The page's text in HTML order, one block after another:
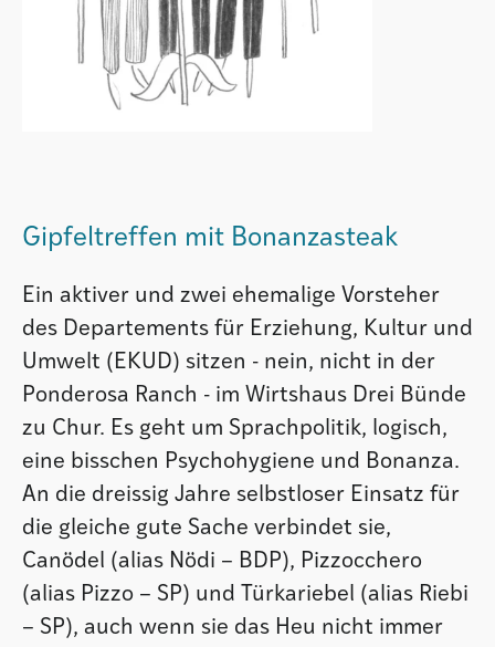
Gipfeltreffen mit Bonanzasteak
Ein aktiver und zwei ehemalige Vorsteher
des Departements für Erziehung, Kultur und
Umwelt (EKUD) sitzen - nein, nicht in der
Ponderosa Ranch - im Wirtshaus Drei Bünde
zu Chur. Es geht um Sprachpolitik, logisch,
eine bisschen Psychohygiene und Bonanza.
An die dreissig Jahre selbstloser Einsatz für
die gleiche gute Sache verbindet sie,
Canödel (alias Nödi – BDP), Pizzocchero
(alias Pizzo – SP) und Türkariebel (alias Riebi
– SP), auch wenn sie das Heu nicht immer